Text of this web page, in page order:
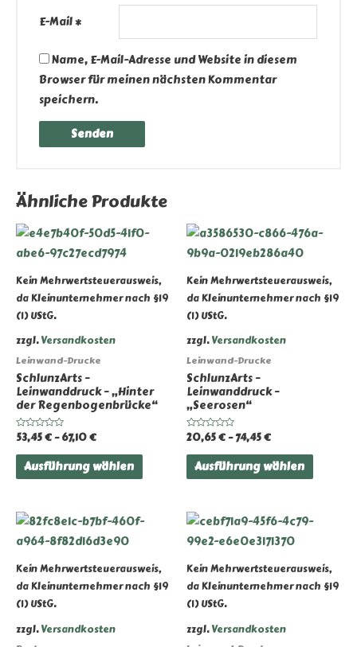
E-Mail*
Name, E-Mail-Adresse und Website in diesem
Browser für meinen nächsten Kommentar
speichern.
Ähnliche Produkte
Kein Mehrwertsteuerausweis,
da Kleinunternehmer nach §19
(1) UStG.
zzgl.Versandkosten
Leinwand-Drucke
SchlunzArts –
Leinwanddruck – „Hinter
der Regenbogenbrücke“
Bewertet
mit
0
von
53,45€–67,10€
Ausführung wählen
Dieses
Produkt
mehrere
Varianten
Die
Optionen
Kein Mehrwertsteuerausweis,
da Kleinunternehmer nach §19
(1) UStG.
zzgl.Versandkosten
Leinwand-Drucke
SchlunzArts –
Leinwanddruck –
„Seerosen“
Bewertet
0
von
20,65€–74,45€
Ausführung wählen
Dieses
Produkt
Die
Kein Mehrwertsteuerausweis,
da Kleinunternehmer nach §19
(1) UStG.
zzgl.Versandkosten
Kein Mehrwertsteuerausweis,
da Kleinunternehmer nach §19
(1) UStG.
zzgl.Versandkosten